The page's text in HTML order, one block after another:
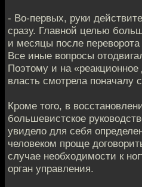
- Во-первых, руки
сразу. Главной целью
и месяцы после
Все иные вопросы
Поэтому и на «реакционное
власть смотрела поначалу
Кроме того, в
большевистское
увидело для себя
человеком проще
случае необходимости к
орган управления.